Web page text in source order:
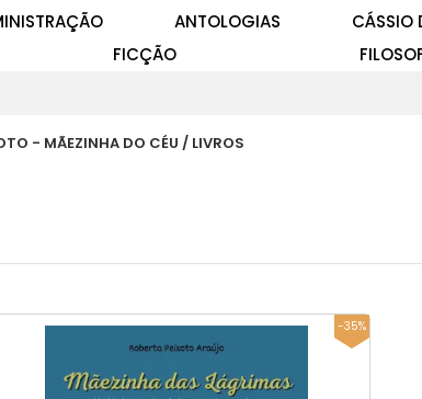
ANTOLOGIAS CÁSSIO
FICÇÃO
- MÃEZINHA DO CÉU / LIVROS
-35%